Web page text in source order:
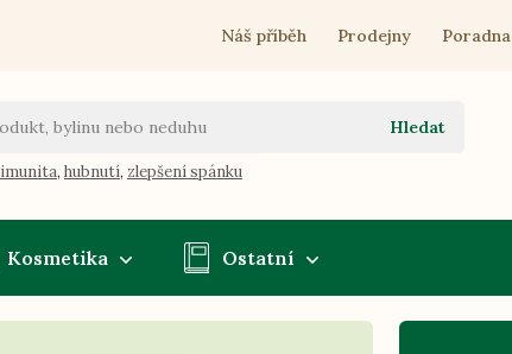
Náš příběh Prodejny Poradna
Hledat
imunita, hubnutí, zlepšení spánku
Kosmetika Ostatní